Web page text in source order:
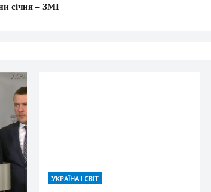
січня – ЗМІ
УКРАЇНА І СВІТ